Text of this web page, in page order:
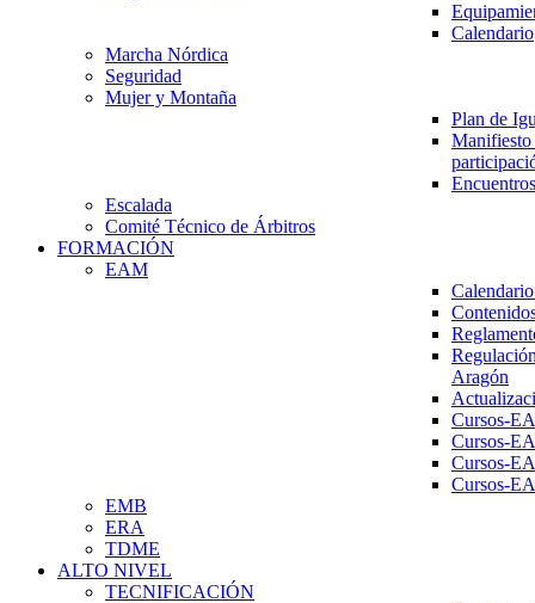
Calendario
Marcha Nórdica
Seguridad
Mujer y Montaña
Plan de
Escalada
Comité Técnico de Árbitros
FORMACIÓN
EAM
Aragón
Cursos-
Cursos-
Cursos-
Cursos-
EMB
ERA
TDME
ALTO NIVEL
TECNIFICACIÓN